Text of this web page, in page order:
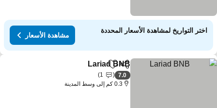
اختر التواريخ لمشاهدة الأسعار المحددة
مشاهدة الأسعار
مشاركةAdd to favorites
Lariad BNB
7.0
1
0.3 كم إلى وسط المدينة